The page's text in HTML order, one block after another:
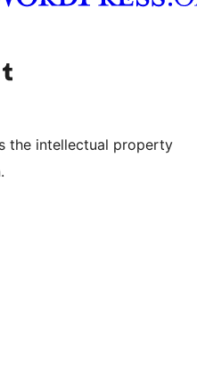
chaîne YouTube
Visiter notre compte Tumblr
the intellectual property